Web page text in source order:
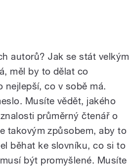
autorů? Jak se stát velkým
měl by to dělat co
nejlepší, co v sobě má.
Musíte vědět, jakého
průměrný čtenář o
takovým způsobem, aby to
běhat ke slovníku, co si to
být promyšlené. Musíte